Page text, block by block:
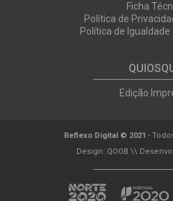
Ficha
Política de
Política de Igualdade
Edição
Reflexo Digital © 2021 -
Design: QOOB \\